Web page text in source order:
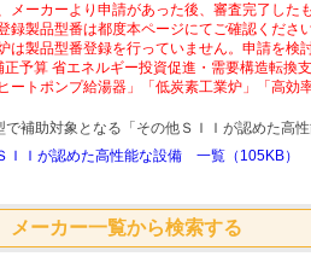
メーカーより申請があった後、審査完了した
録製品型番は都度本ページにてご確認くださ
は製品型番登録を行っていません。申請を検
予算 省エネルギー投資促進・需要構造転換
ートポンプ給湯器」「低炭素工業炉」「高
補助対象となる「その他ＳＩＩが認めた高
ＩＩが認めた高性能な設備 一覧（105KB）
メーカー一覧から検索する